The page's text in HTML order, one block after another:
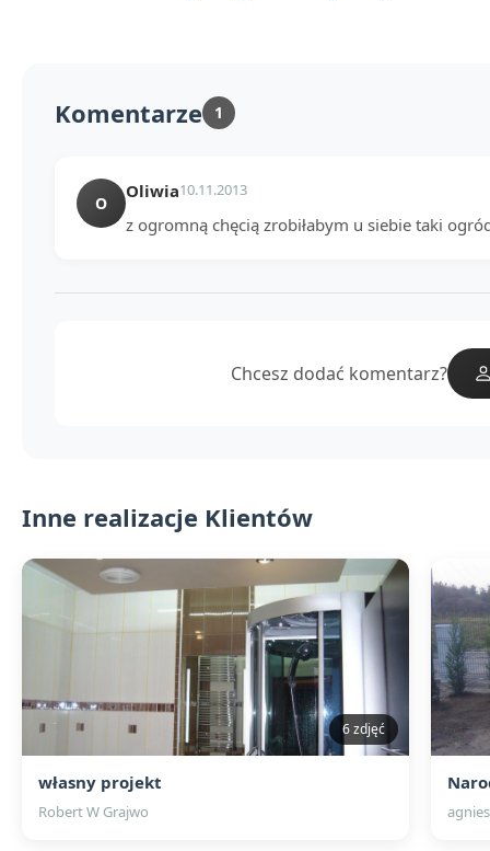
Komentarze 1
O
Oliwia10.11.2013
z ogromną chęcią zrobiłabym u siebie taki
Chcesz dodać komentarz?
Inne realizacje Klientów
6 zdjęć
własny projekt
Robert W Grajwo